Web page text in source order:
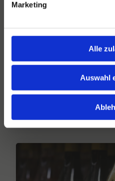
Marketing
Alle
Auswahl
Ihr großer
seit über 75 Jahren.